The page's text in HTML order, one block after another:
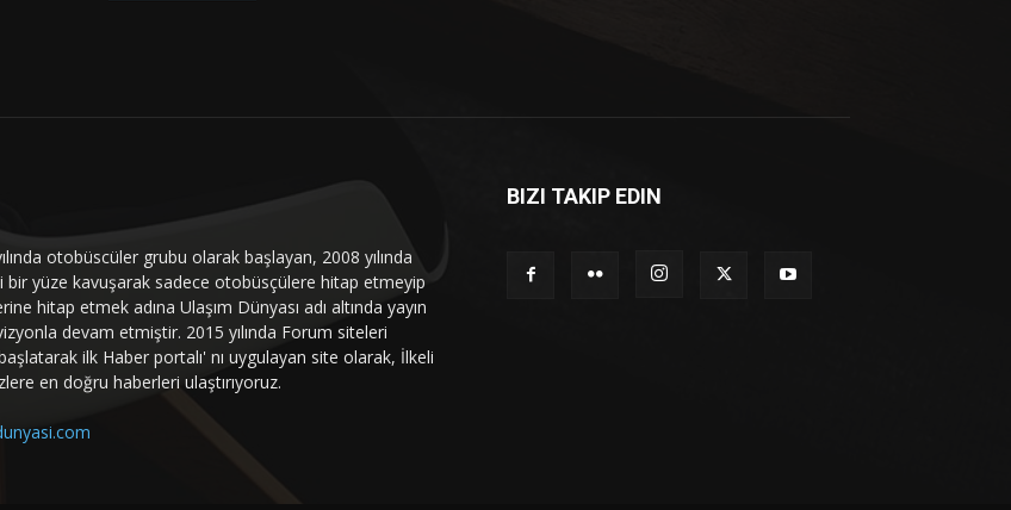
otobüscüler grubu olarak başlayan, 2008 yılında
bir yüze kavuşarak sadece otobüsçülere hitap etmeyip
hitap etmek adına Ulaşım Dünyası adı altında yayın
devam etmiştir. 2015 yılında Forum siteleri
ilk Haber portalı' nı uygulayan site olarak, İlkeli
en doğru haberleri ulaştırıyoruz.
BIZI TAKIP EDIN